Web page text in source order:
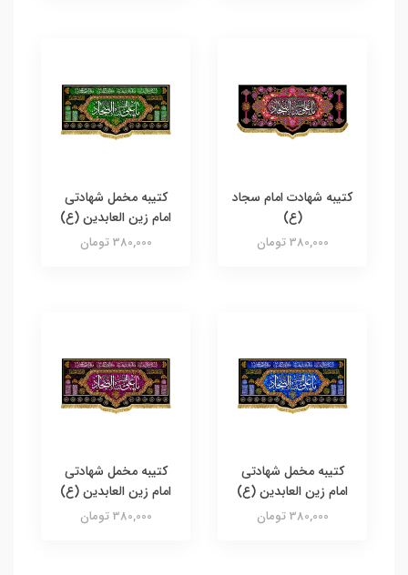
کتیبه شهادت امام سجاد
(ع)
380,000 تومان
کتیبه مخمل شهادتی
امام زین العابدین (ع)
380,000 تومان
کتیبه مخمل شهادتی
امام زین العابدین (ع)
380,000 تومان
کتیبه مخمل شهادتی
امام زین العابدین (ع)
380,000 تومان